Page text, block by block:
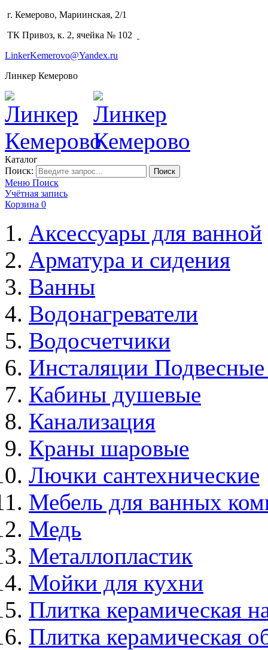
г. Кемерово, Мариинская, 2/1
ТК Привоз, к. 2, ячейка № 102
LinkerKemerovo@Yandex.ru
Линкер Кемерово
Каталог
Поиск:
Поиск
Меню Поиск
Учётная запись
Корзина 0
Аксессуары для ванной
Арматура и сидения
Ванны
Водонагреватели
Водосчетчики
Инсталяции
Кабины душевые
Канализация
Краны шаровые
Лючки сантехнические
Мебель для ванных
Медь
Металлопластик
Мойки для кухни
Плитка керамическая
Плитка керамическая